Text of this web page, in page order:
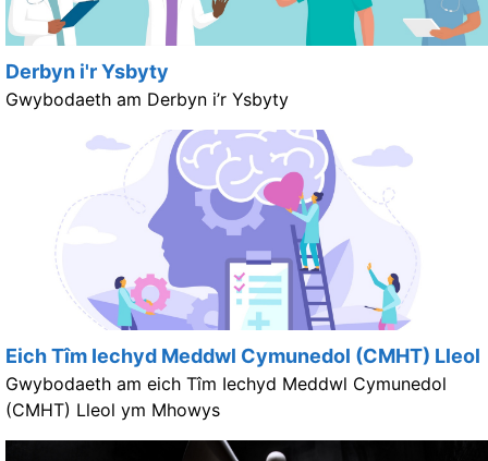
Derbyn i'r Ysbyty
Gwybodaeth am Derbyn i’r Ysbyty
Eich Tîm Iechyd Meddwl Cymunedol (CMHT) Lleol
Gwybodaeth am eich Tîm Iechyd Meddwl Cymunedol
(CMHT) Lleol ym Mhowys